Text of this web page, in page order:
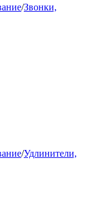
/Звонки,
/Удлинители,